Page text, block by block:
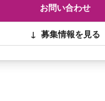
お問い合わせ
↓ 募集情報を見る